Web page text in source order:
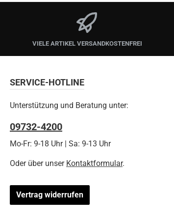
VIELE ARTIKEL VERSANDKOSTENFREI
SERVICE-HOTLINE
Unterstützung und Beratung unter:
09732-4200
Mo-Fr: 9-18 Uhr | Sa: 9-13 Uhr
Oder über unser Kontaktformular.
Vertrag widerrufen